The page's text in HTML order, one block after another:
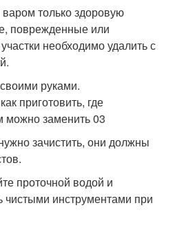
только здоровую
поврежденные или
необходимо удалить с
зачистить, они должны
проточной водой и
чистыми инструментами при